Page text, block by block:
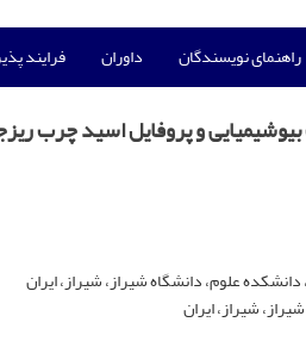
راهنمای نویسندگان داوران فرایند
و پروفایل اسید چرب
علوم، دانشگاه شیراز، شیراز، ایران
شیراز، ایران